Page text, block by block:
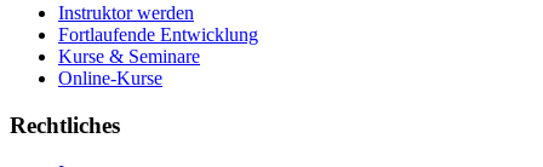
Instruktor werden
Fortlaufende Entwicklung
Kurse & Seminare
Online-Kurse
Rechtliches